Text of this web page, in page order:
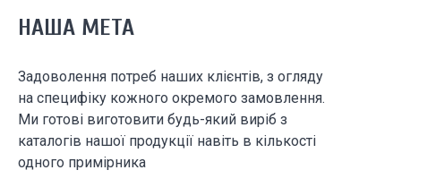
НАША МЕТА
Задоволення потреб наших клієнтів, з огляду
на специфіку кожного окремого замовлення.
Ми готові виготовити будь-який виріб з
каталогів нашої продукції навіть в кількості
одного примірника